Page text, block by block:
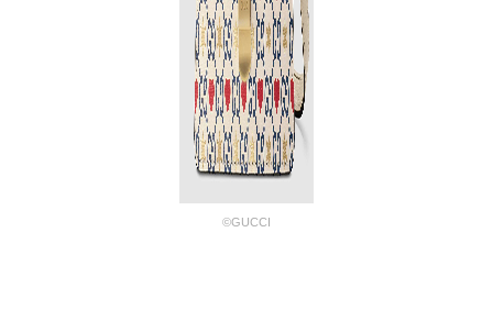
©GUCCI